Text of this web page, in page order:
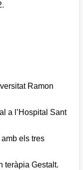
Ramon
a l’Hospital Sant
els tres
teràpia Gestalt.